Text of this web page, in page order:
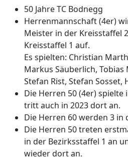
50 Jahre TC Bodnegg
Herrenmannschaft (4er)
Meister in der Kreisstaffel
Kreisstaffel 1 auf.
Es spielten: Christian
Markus Säuberlich, Tobias
Stefan Rist, Stefan Sosset,
Die Herren 50 (4er) spielte
tritt auch in 2023 dort an.
Die Herren 60 werden 3 in
Die Herren 50 treten
in der Bezirksstaffel 1 an
wieder dort an.